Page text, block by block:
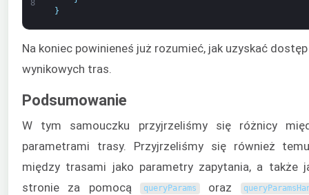
8
}
Na koniec powinieneś już rozumieć, jak uzyskać
wynikowych tras.
Podsumowanie
W tym samouczku przyjrzeliśmy się różnicy
parametrami trasy. Przyjrzeliśmy się również
między trasami jako parametry zapytania, a także
stronie za pomocą queryParams oraz